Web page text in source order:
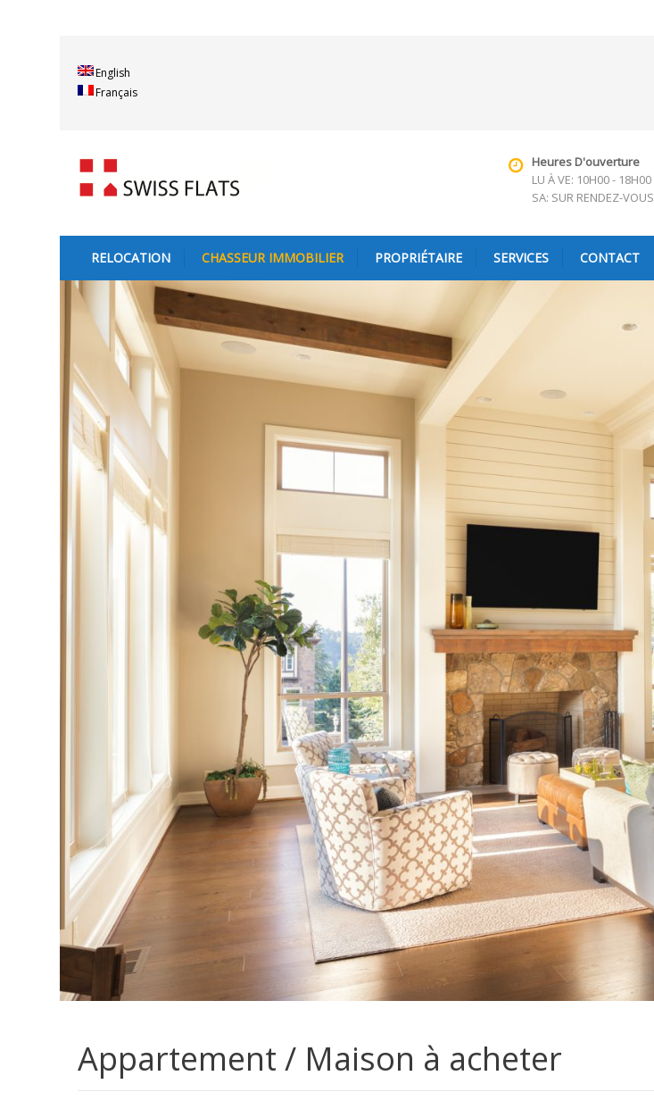
English
Français
Heures D'ouverture
LU À VE: 10H00 - 18H00
SA: SUR RENDEZ-VOUS
RELOCATION CHASSEUR IMMOBILIER PROPRIÉTAIRE SERVICES CONTACT
Appartement / Maison à acheter